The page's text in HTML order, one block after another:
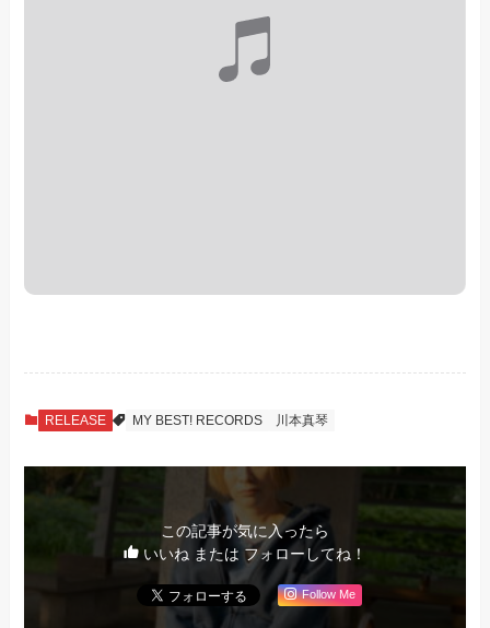
RELEASE MY BEST! RECORDS 川本真琴
この記事が気に入ったら
いいね または フォローしてね！
Follow Me